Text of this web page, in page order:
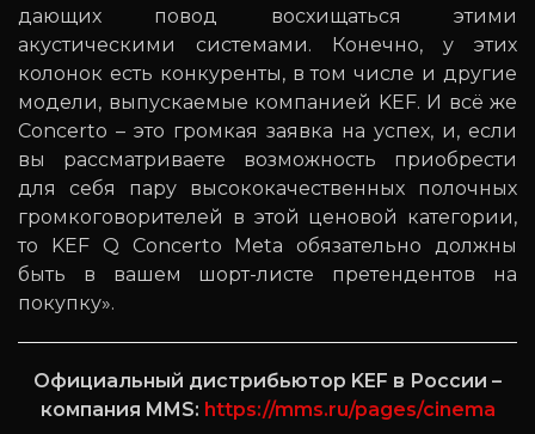
дающих повод восхищаться этими
акустическими системами. Конечно, у этих
колонок есть конкуренты, в том числе и другие
модели, выпускаемые компанией KEF. И всё же
Concerto – это громкая заявка на успех, и, если
вы рассматриваете возможность приобрести
для себя пару высококачественных полочных
громкоговорителей в этой ценовой категории,
то KEF Q Concerto Meta обязательно должны
быть в вашем шорт-листе претендентов на
покупку».
Официальный дистрибьютор KEF в России –
компания MMS: https://mms.ru/pages/cinema